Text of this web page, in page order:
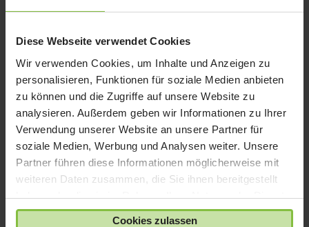
Diese Webseite verwendet Cookies
Wir verwenden Cookies, um Inhalte und Anzeigen zu
personalisieren, Funktionen für soziale Medien anbieten
zu können und die Zugriffe auf unsere Website zu
analysieren. Außerdem geben wir Informationen zu Ihrer
Verwendung unserer Website an unsere Partner für
soziale Medien, Werbung und Analysen weiter. Unsere
Partner führen diese Informationen möglicherweise mit
weiteren Daten zusammen, die Sie ihnen bereitgestellt
haben oder die sie im Rahmen Ihrer Nutzung der Dienste
gesammelt haben.
Cookies zulassen
iPhone 8
iPod nano
iPod shuffle
iPod touch
Kabel & Adapter
Kopfhörer
LaCie Rugged
Lightning